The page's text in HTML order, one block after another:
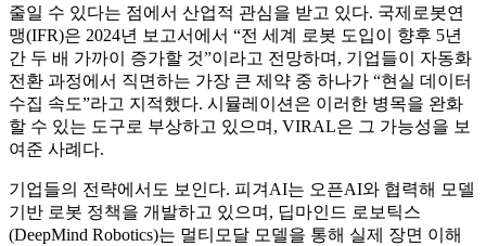
줄일 수 있다는 점에서 산업적 관심을 받고 있다. 국제로봇연
맹(IFR)은 2024년 보고서에서 “전 세계 로봇 도입이 향후 5년
간 두 배 가까이 증가할 것”이라고 전망하며, 기업들이 자동화
전환 과정에서 직면하는 가장 큰 제약 중 하나가 “현실 데이터
수집 속도”라고 지적했다. 시뮬레이션은 이러한 병목을 완화
할 수 있는 도구로 부상하고 있으며, VIRAL은 그 가능성을 보
여준 사례다.
기업들의 전략에서도 보인다. 피겨AI는 오픈AI와 협력해 모델
기반 로봇 정책을 개발하고 있으며, 딥마인드 로보틱스
(DeepMind Robotics)는 멀티모달 모델을 통해 실제 장면 이해